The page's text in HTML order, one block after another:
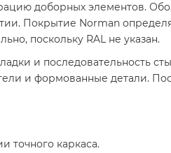
доборных элементов.
Покрытие Norman
поскольку RAL не указан.
и последовательность
и формованные детали.
точного каркаса.